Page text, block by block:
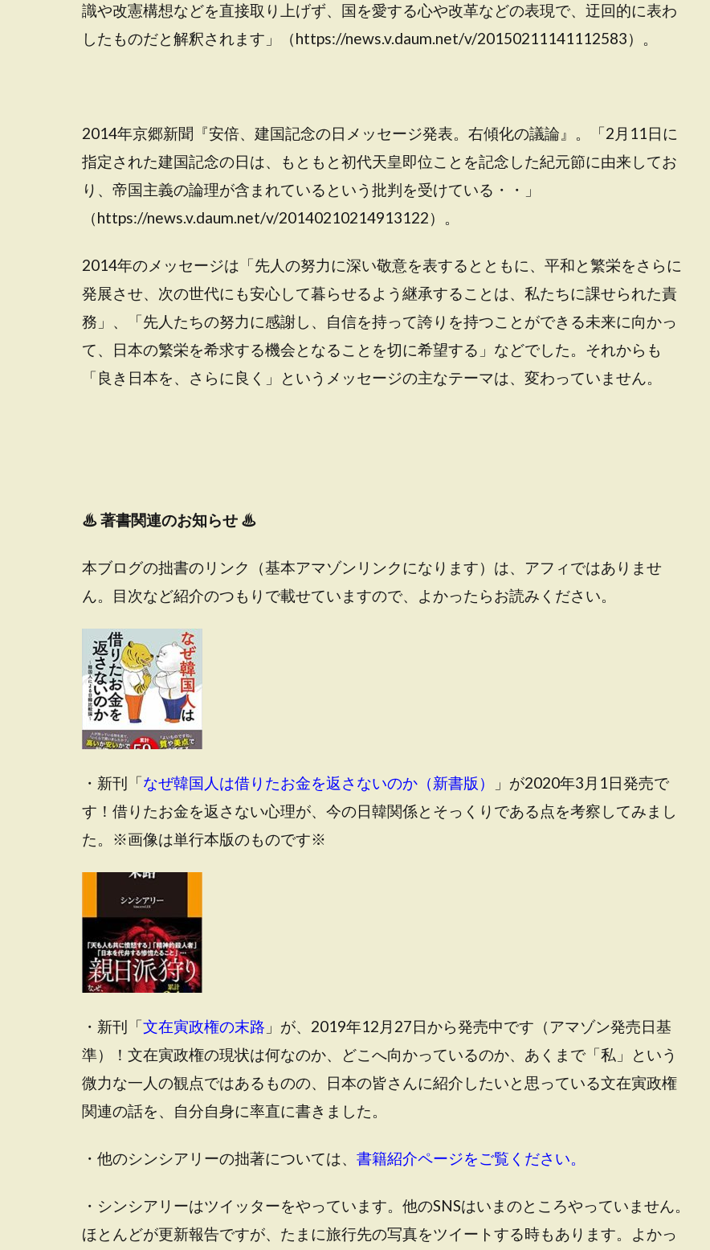
識や改憲構想などを直接取り上げず、国を愛する心や改革などの表現で、迂回的に表わ
したものだと解釈されます」（https://news.v.daum.net/v/20150211141112583）。
2014年京郷新聞『安倍、建国記念の日メッセージ発表。右傾化の議論』。「2月11日に
指定された建国記念の日は、もともと初代天皇即位ことを記念した紀元節に由来してお
り、帝国主義の論理が含まれているという批判を受けている・・」
（https://news.v.daum.net/v/20140210214913122）。
2014年のメッセージは「先人の努力に深い敬意を表するとともに、平和と繁栄をさらに
発展させ、次の世代にも安心して暮らせるよう継承することは、私たちに課せられた責
務」、「先人たちの努力に感謝し、自信を持って誇りを持つことができる未来に向かっ
て、日本の繁栄を希求する機会となることを切に希望する」などでした。それからも
「良き日本を、さらに良く」というメッセージの主なテーマは、変わっていません。
♨著書関連のお知らせ ♨
本ブログの拙書のリンク（基本アマゾンリンクになります）は、アフィではありませ
ん。目次など紹介のつもりで載せていますので、よかったらお読みください。
・新刊「なぜ韓国人は借りたお金を返さないのか（新書版）
」が2020年3月1日発売で
す！借りたお金を返さない心理が、今の日韓関係とそっくりである点を考察してみまし
た。※画像は単行本版のものです※
・新刊「文在寅政権の末路 」が、2019年12月27日から発売中です（アマゾン発売日基
準）！文在寅政権の現状は何なのか、どこへ向かっているのか、あくまで「私」という
微力な一人の観点ではあるものの、日本の皆さんに紹介したいと思っている文在寅政権
関連の話を、自分自身に率直に書きました。
・他のシンシアリーの拙著については、 書籍紹介ページをご覧ください。
・シンシアリーはツイッターをやっています。他のSNSはいまのところやっていません。
ほとんどが更新報告ですが、たまに旅行先の写真をツイートする時もあります。よかっ